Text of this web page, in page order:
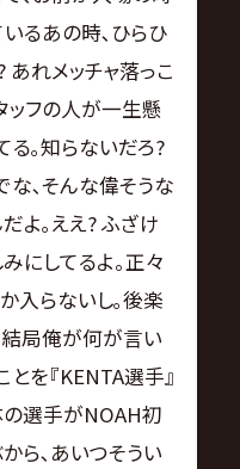
るあの時､ひらひ
れメッチャ落っこ
ッフの人が一生懸
る｡知らないだろ?
な､そんな偉そうな
よ｡ええ? ふざけ
にしてるよ。正々
入らないし｡後楽
局俺が何が言い
を『KENTA選手』
の選手がNOAH初
ら､あいつそうい